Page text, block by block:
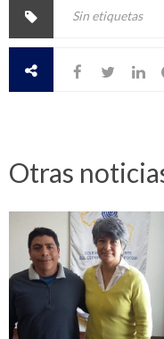
Sin etiquetas
Otras